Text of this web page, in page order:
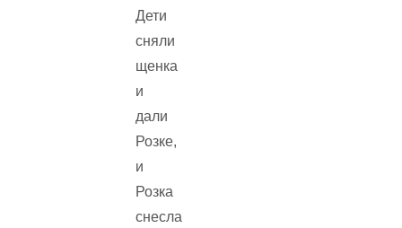
Дети
сняли
щенка
и
дали
Розке,
и
Розка
снесла